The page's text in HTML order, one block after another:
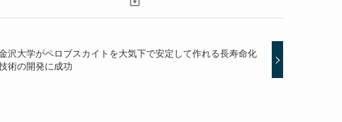
沢大学がペロブスカイトを大気下で安定して作れる長寿命化
術の開発に成功